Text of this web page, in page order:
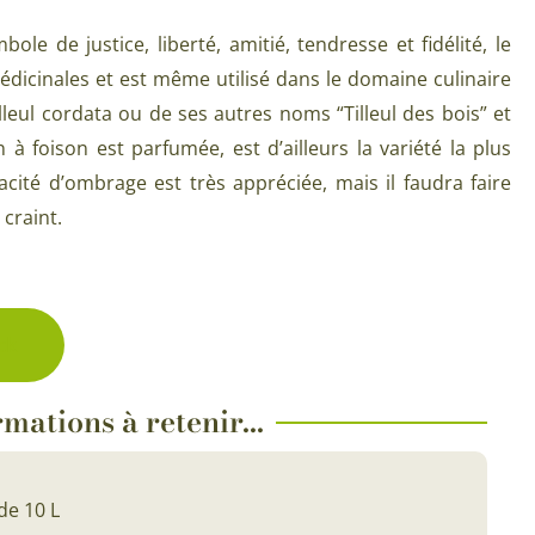
semences BIO
en mélange
& Plantes utiles
semis de printemps
semis d’automne
& Graines Spéciales Semis
& Graines Spéciales petit
& Graines Spéciales grand
Plantes pour salle de bain
Plantes de bureau
Plantes d’intérieur dépolluantes
Plantes d’intérieur colorées
de justice, liberté, amitié, tendresse et fidélité, le
et est même utilisé dans le domaine culinaire
cordata ou de ses autres noms “Tilleul des bois” et
à foison est parfumée, est d’ailleurs la variété la plus
d’ombrage est très appréciée, mais il faudra faire
craint.
à retenir...
10 L